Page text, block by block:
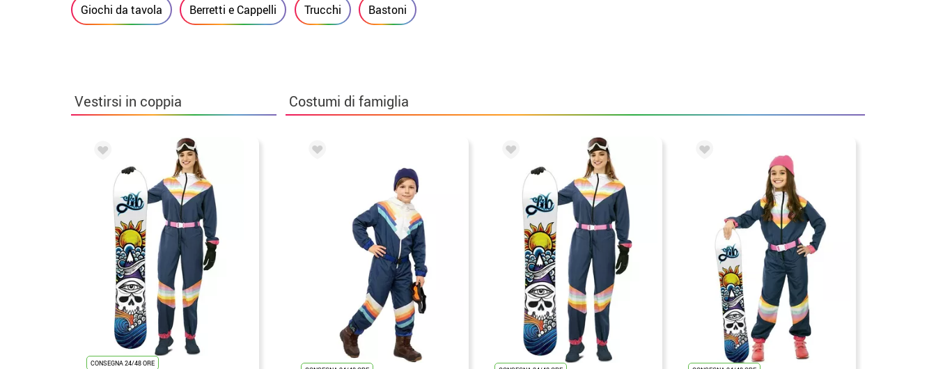
Giochi da tavola Berretti e Cappelli Trucchi Bastoni
Vestirsi in coppia
CONSEGNA 24/48 ORE
Costumi di famiglia